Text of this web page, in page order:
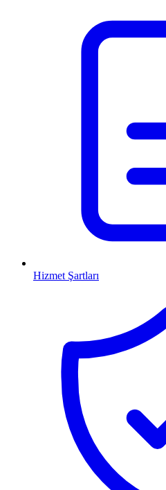
Hizmet Şartları